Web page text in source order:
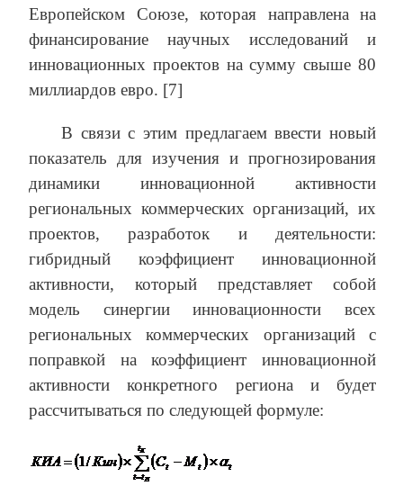
Европейском Союзе, которая направлена на
финансирование научных исследований и
инновационных проектов на сумму свыше 80
миллиардов евро. [7]
В связи с этим предлагаем ввести новый
показатель для изучения и прогнозирования
динамики инновационной активности
региональных коммерческих организаций, их
проектов, разработок и деятельности:
гибридный коэффициент инновационной
активности, который представляет собой
модель синергии инновационности всех
региональных коммерческих организаций с
поправкой на коэффициент инновационной
активности конкретного региона и будет
рассчитываться по следующей формуле: